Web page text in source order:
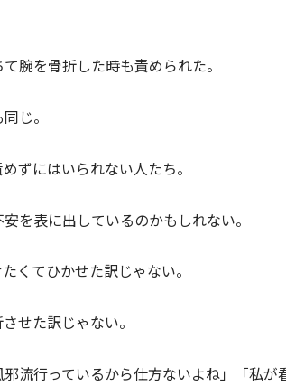
腕を骨折した時も責められた。
じ。
ずにはいられない人たち。
を表に出しているのかもしれない。
くてひかせた訳じゃない。
せた訳じゃない。
邪流行っているから仕方ないよね」「私が